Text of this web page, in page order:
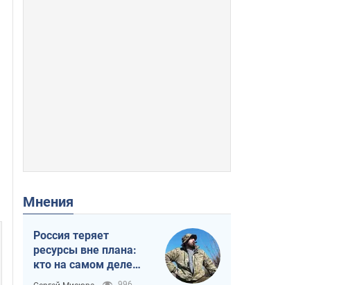
Мнения
Россия теряет
ресурсы вне плана:
кто на самом деле
диктует темп войны